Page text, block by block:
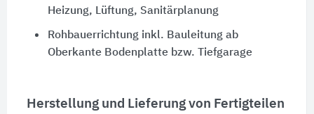
Heizung, Lüftung, Sanitärplanung
Rohbauerrichtung inkl. Bauleitung ab
Oberkante Bodenplatte bzw. Tiefgarage
Herstellung und Lieferung von Fertigteilen